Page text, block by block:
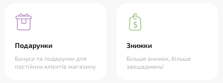
Подарунки
Бонуси та подарунки для
постійних клієнтів магазину
Знижки
Більше знижок, більше
заощаджень!